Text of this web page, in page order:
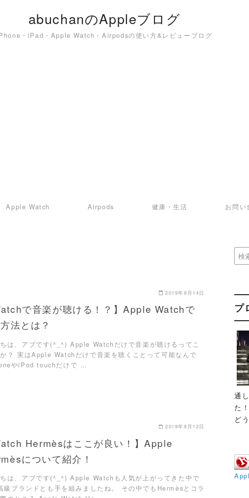
abuchanのAppleブログ
・iPad・Apple Watch・Airpodsの使い方&レビューブログ
Apple Watch Airpods 健康・生活 お問い
2019年9月14日
で音楽が聴ける！？】Apple Watchで
法とは？
は、アブです(^_^) Apple Watchだけで音楽が聴けるってこ
？ 実はApple Watchだけで音楽を聴くことって可能なんで
やiPod touchだけで …
2019年9月12日
Hermèsはここが良い！】Apple
について紹介！
は、アブです(^_^) Apple Watchも人気が上がってきた中で
級ブランドとも手を組みましたね。 その中でもHermèsとコラ
プ
通
た！
ど